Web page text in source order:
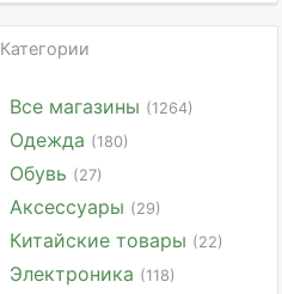
Категории
Все магазины (1264)
Одежда (180)
Обувь (27)
Аксессуары (29)
Китайские товары (22)
Электроника (118)